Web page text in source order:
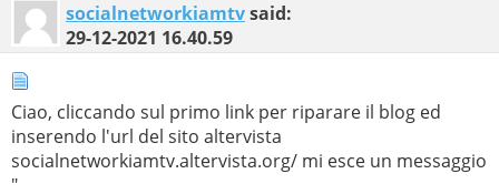
socialnetworkiamtvsaid:
29-12-2021 16.40.59
Ciao, cliccando sul primo link per riparare il blog ed
inserendo l'url del sito altervista
socialnetworkiamtv.altervista.org/ mi esce un messaggio
"